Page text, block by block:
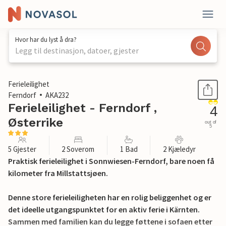
Hvor har du lyst å dra?
Legg til destinasjon, datoer, gjester
1 / 12
Ferieleilighet
Ferndorf
AKA232
Ferieleilighet - Ferndorf ,
Østerrike
4
out of
5
5 Gjester 2 Soverom 1 Bad 2 Kjæledyr
Praktisk ferieleilighet i Sonnwiesen-Ferndorf, bare noen få
kilometer fra Millstattsjøen.
Denne store ferieleiligheten har en rolig beliggenhet og er
det ideelle utgangspunktet for en aktiv ferie i Kärnten.
Sammen med familien kan du legge føttene i sofaen etter